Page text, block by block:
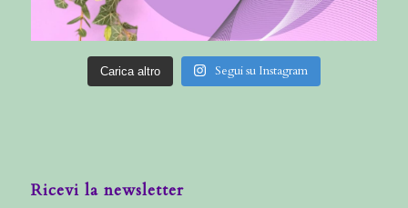
Carica altro Segui su Instagram
Ricevi la newsletter